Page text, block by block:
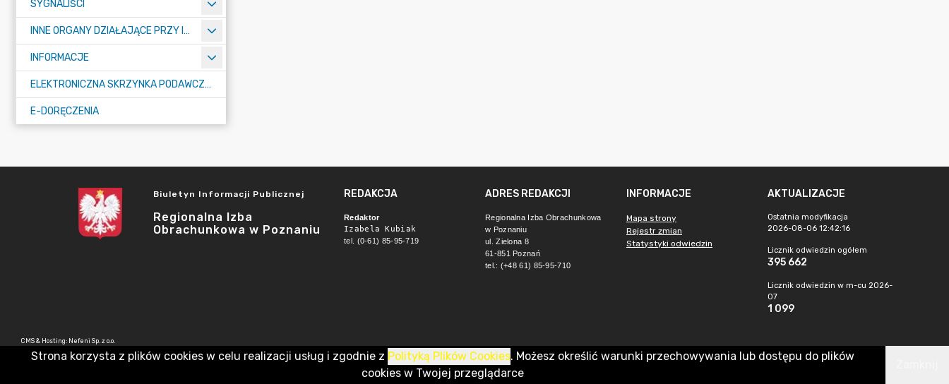
SYGNALIŚCI
INNE ORGANY DZIAŁAJĄCE PRZY IZBIE
INFORMACJE
ELEKTRONICZNA SKRZYNKA PODAWCZA E-PUAP
E-DORĘCZENIA
Biuletyn Informacji Publicznej
Regionalna Izba
Obrachunkowa w Poznaniu
REDAKCJA
Redaktor
Izabela Kubiak
tel. (0-61) 85-95-719
ADRES REDAKCJI
Regionalna Izba Obrachunkowa
w Poznaniu
ul. Zielona 8
61-851 Poznań
tel.: (+48 61) 85-95-710
INFORMACJE
Mapa strony
Rejestr zmian
Statystyki odwiedzin
AKTUALIZACJE
Ostatnia modyfikacja
2026-08-06 12:42:16
Licznik odwiedzin ogółem
395 662
Licznik odwiedzin w m-cu 2026-
07
1 099
CMS & Hosting: Nefeni Sp. z o.o.
Strona korzysta z plików cookies w celu realizacji usług i zgodnie z Polityką Plików Cookies. Możesz określić warunki przechowywania lub dostępu do plików
cookies w Twojej przeglądarce